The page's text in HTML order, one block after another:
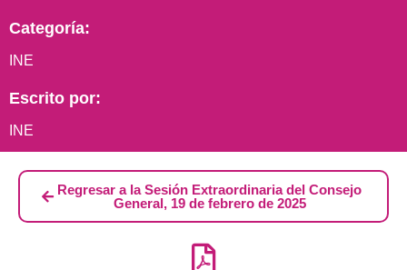
Categoría:
INE
Escrito por:
INE
Regresar a la Sesión Extraordinaria del Consejo
General, 19 de febrero de 2025